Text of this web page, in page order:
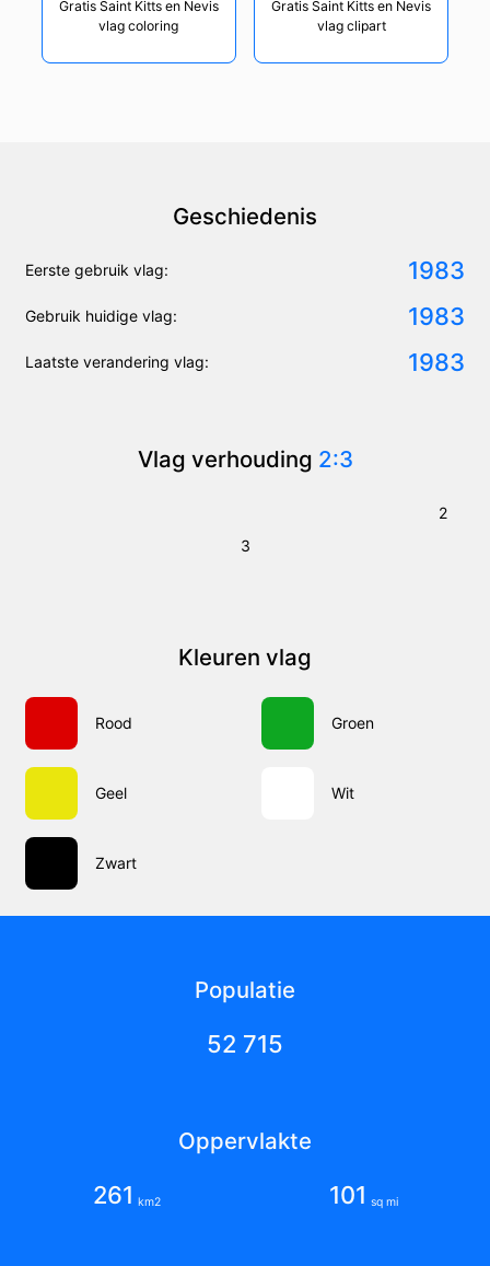
Gratis Saint Kitts en Nevis
vlag coloring
Gratis Saint Kitts en Nevis
vlag clipart
Geschiedenis
Eerste gebruik vlag: 1983
Gebruik huidige vlag: 1983
Laatste verandering vlag: 1983
Vlag verhouding 2:3
3
2
Kleuren vlag
Rood Groen
Geel Wit
Zwart
Populatie
52 715
Oppervlakte
261 km2 101 sq mi